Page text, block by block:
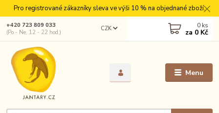
Pro registrované zákazníky sleva ve výši 10 % na objednané zboží.
Menu
CZK
+420 723 809 033
(Po - Ne, 12 - 22 hod.)
0 ks
za 0 Kč